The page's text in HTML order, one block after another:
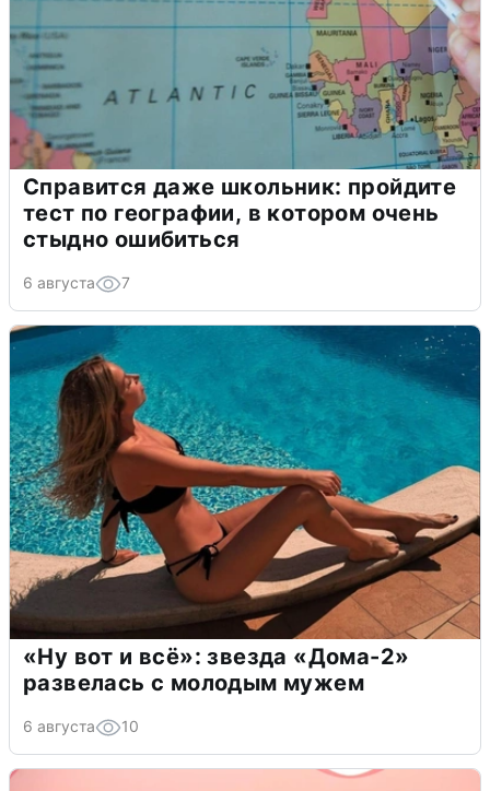
Справится даже школьник: пройдите
тест по географии, в котором очень
стыдно ошибиться
6 августа 7
«Ну вот и всё»: звезда «Дома-2»
развелась с молодым мужем
6 августа 10